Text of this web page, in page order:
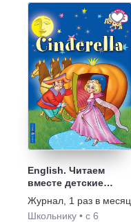
English. Читаем
вместе детские
сказки
Журнал 1 раз в месяц
Школьнику • с 6